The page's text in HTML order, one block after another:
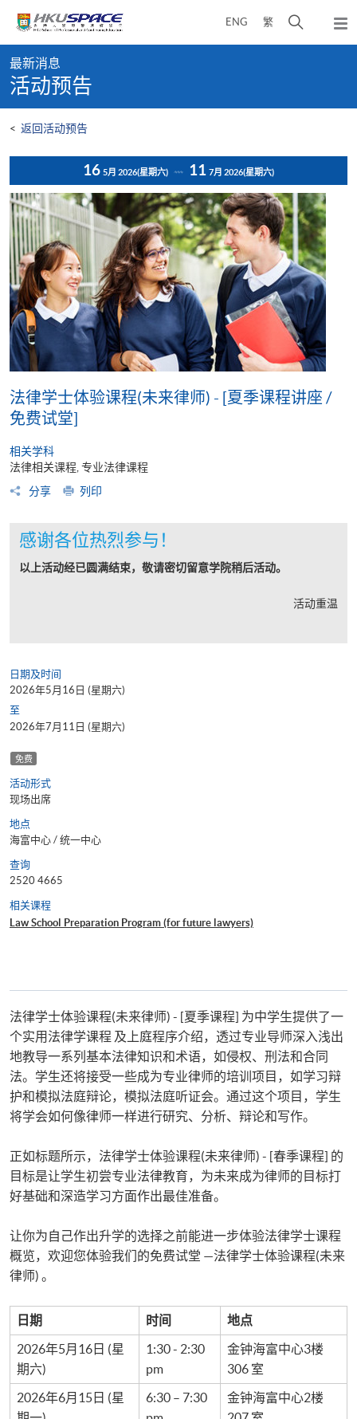
content
ENG 繁
开
弹
出
content
start
最新消息
活动预告
< 返回活动预告
16 5月 2026(星期六) 11 7月 2026(星期六)
法律学士体验课程(未来律师) - [夏季课程讲座 /
免费试堂]
相关学科
法律相关课程, 专业法律课程
分享
列印
感谢各位热烈参与！
以上活动经已圆满结束，敬请密切留意学院稍后活动。
活动重温
日期及时间
2026年5月16日 (星期六)
至
2026年7月11日 (星期六)
免费
活动形式
现场出席
地点
海富中心 / 统一中心
查询
2520 4665
相关课程
Law School Preparation Program (for future lawyers)
法律学士体验课程(未来律师) - [夏季课程] 为中学生提供了一
个实用法律学课程 及上庭程序介绍，透过专业导师深入浅出
地教导一系列基本法律知识和术语，如侵权、刑法和合同
法。学生还将接受一些成为专业律师的培训项目，如学习辩
护和模拟法庭辩论，模拟法庭听证会。通过这个项目，学生
将学会如何像律师一样进行研究、分析、辩论和写作。
正如标题所示，法律学士体验课程(未来律师) - [春季课程] 的
目标是让学生初尝专业法律教育，为未来成为律师的目标打
好基础和深造学习方面作出最佳准备。
让你为自己作出升学的选择之前能进一步体验法律学士课程
概览，欢迎您体验我们的免费试堂 —法律学士体验课程(未来
律师) 。
日期 时间
地点
2026年5月16日 (星
期六)
1:30 - 2:30
pm
金钟海富中心3楼
306 室
2026年6月15日 (星
6:30 – 7:30
金钟海富中心2楼